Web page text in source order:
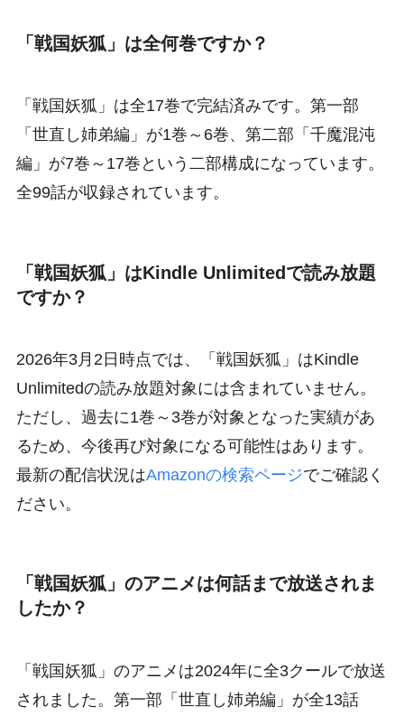
「戦国妖狐」は全何巻ですか？
「戦国妖狐」は全17巻で完結済みです。第一部
「世直し姉弟編」が1巻～6巻、第二部「千魔混沌
編」が7巻～17巻という二部構成になっています。
全99話が収録されています。
「戦国妖狐」はKindle Unlimitedで読み放題
ですか？
2026年3月2日時点では、「戦国妖狐」はKindle
Unlimitedの読み放題対象には含まれていません。
ただし、過去に1巻～3巻が対象となった実績があ
るため、今後再び対象になる可能性はあります。
最新の配信状況はAmazonの検索ページでご確認く
ださい。
「戦国妖狐」のアニメは何話まで放送されま
したか？
「戦国妖狐」のアニメは2024年に全3クールで放送
されました。第一部「世直し姉弟編」が全13話